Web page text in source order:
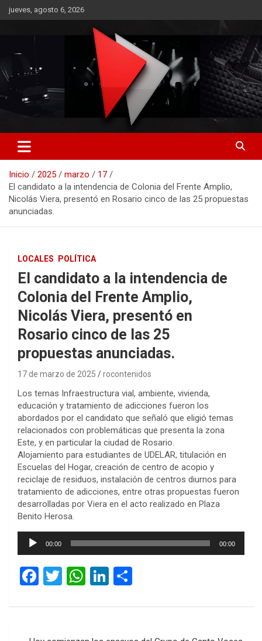
Saltar
al
jueves, agosto 6, 2026
RO CONTENIDOS
Inicio 2025 marzo
17
El candidato a la intendencia de Colonia del Frente Amplio,
Nicolás Viera, presentó en Rosario cinco de las 25 propuestas
anunciadas.
LOCALES POLÍTICA
El candidato a la intendencia de
Colonia del Frente Amplio,
Nicolás Viera, presentó en
Rosario cinco de las 25
propuestas anunciadas.
17 de marzo de 2025 rocontenidos
Los temas Infraestructura vial, ambiente, vivienda,
educación y tratamiento de adicciones fueron los
abordados por el candidato que señaló que eligió temas
relacionados con problemáticas que presenta la zona
Este, y en particular la ciudad de Rosario.
Alojamiento para estudiantes de UDELAR, titulación en
Escuelas del Hogar, creación de centro de acopio y
reciclaje de residuos, instalación de centros diurnos para
tratamiento de adicciones, entre otras propuestas fueron
desarrolladas por Viera en el acto realizado en Plaza
Benito Herosa.
Reproductor
00:00 00:00
F
ce
T
tt
W
at
Li
ke m